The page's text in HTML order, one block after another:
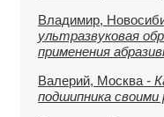
Владимир,
ультразвуковая
применения
Валерий, Москва -
подшипника своими